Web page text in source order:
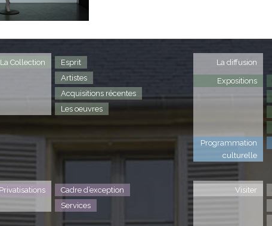
La Collection
Esprit
Artistes
Acquisitions récentes
Les oeuvres
La diffusion
Expositions
Programmation
culturelle
Privatisations
Cadre d’exception
Services
Visiter